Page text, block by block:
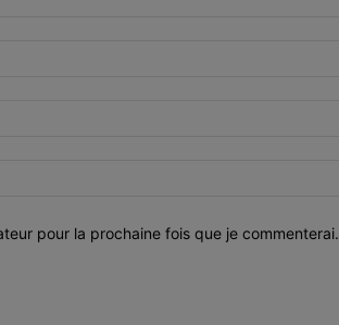
pour la prochaine fois que je commenterai.